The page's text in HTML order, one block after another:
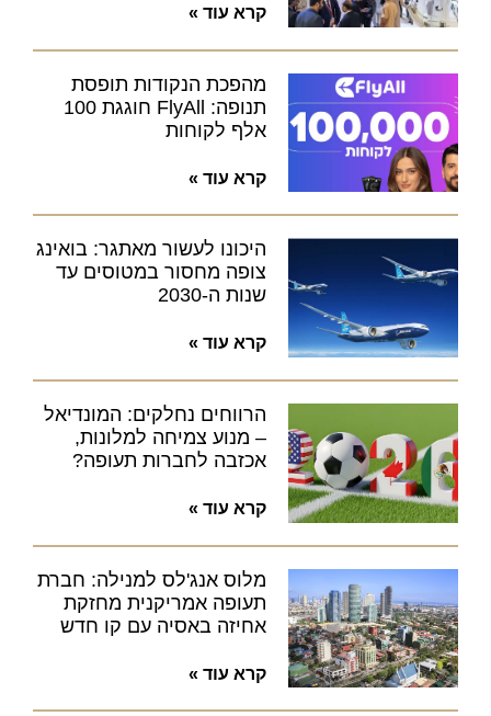
קרא עוד »
מהפכת הנקודות תופסת
תנופה: FlyAll חוגגת 100
אלף לקוחות
קרא עוד »
היכונו לעשור מאתגר: בואינג
צופה מחסור במטוסים עד
שנות ה-2030
קרא עוד »
הרווחים נחלקים: המונדיאל
– מנוע צמיחה למלונות,
אכזבה לחברות תעופה?
קרא עוד »
מלוס אנג'לס למנילה: חברת
תעופה אמריקנית מחזקת
אחיזה באסיה עם קו חדש
קרא עוד »